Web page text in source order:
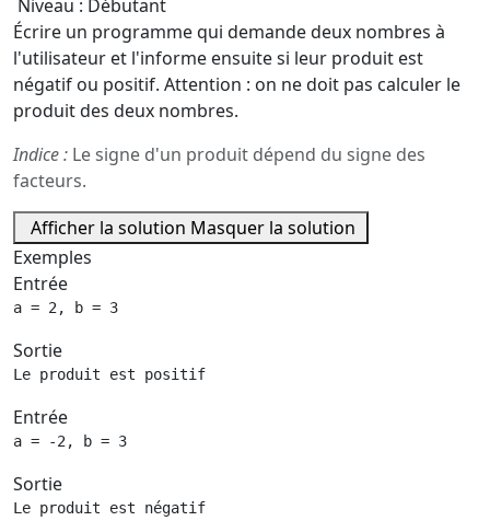
Niveau : Débutant
Écrire un programme qui demande deux nombres à
l'utilisateur et l'informe ensuite si leur produit est
négatif ou positif. Attention : on ne doit pas calculer le
produit des deux nombres.
Indice : Le signe d'un produit dépend du signe des
facteurs.
Afficher la solution Masquer la solution
Exemples
Entrée
a = 2, b = 3
Sortie
Le produit est positif
Entrée
a = -2, b = 3
Sortie
Le produit est négatif